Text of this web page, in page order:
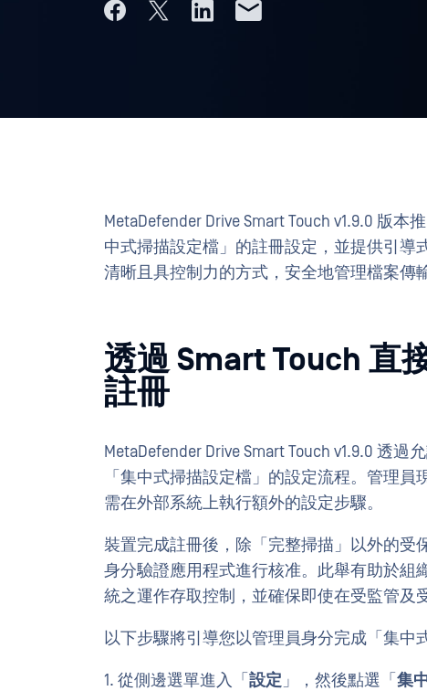
MetaDefender Drive Smart Touch v1.9.0 版
中式掃描設定檔」的註冊設定，並提供引導
清晰且具控制力的方式，安全地管理檔案傳
透過 Smart Touch 直
註冊
MetaDefender Drive Smart Touch v1.9.0 透
「集中式掃描設定檔」的設定流程。管理
需在外部系統上執行額外的設定步驟。
裝置完成註冊後，除「完整掃描」以外的受
身分驗證應用程式進行核准。此舉有助於組
統之運作存取控制，並確保即使在受監管及
以下步驟將引導您以管理員身分完成「集中
1. 從側邊選單進入「 設定 」，然後點選「 集